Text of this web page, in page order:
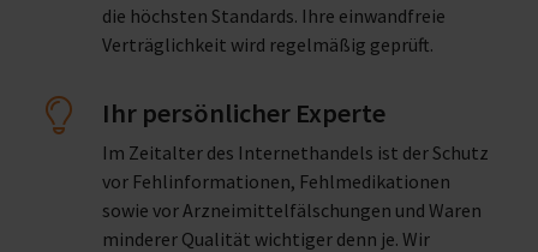
die höchsten Standards. Ihre einwandfreie
Verträglichkeit wird regelmäßig geprüft.
Ihr persönlicher Experte
Im Zeitalter des Internethandels ist der Schutz
vor Fehlinformationen, Fehlmedikationen
sowie vor Arzneimittelfälschungen und Waren
minderer Qualität wichtiger denn je. Wir